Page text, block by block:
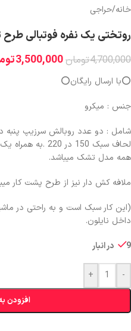
خانه/حراجی
روتختی یک نفره فوتبالی طرح تیم
4,700,000تومان3,500,000
⭕️با ارسال رایگان⭕️
جنس : میکرو
شامل : دو عدد روبالش سرزیپ پنبه
لحاف سبک 150
همه مدل تشک میباشد.
ملافه کش دار نیز از طرح پشت کار
(این کار سبک است و به راحتی در
داخل نایلون.
9 در انبار
-
+
افزودن